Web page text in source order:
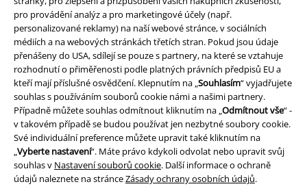
pro provádění analýz a pro marketingové účely (např.
personalizované reklamy) na naší webové stránce, v sociálních
médiích a na webových stránkách třetích stran. Pokud jsou údaje
přenášeny do USA, sdílejí se pouze s partnery, na které se vztahuje
rozhodnutí o přiměřenosti podle platných právních předpisů EU a
kteří mají příslušné osvědčení. Klepnutím na „Souhlasím“ vyjadřujete
souhlas s používáním souborů cookie námi a našimi partnery.
Případně můžete souhlas odmítnout kliknutím na „Odmítnout vše“ -
v takovém případě se budou používat jen nezbytné soubory cookie.
Své individuální preference můžete upravit také kliknutím na
„Vyberte nastavení“. Máte právo kdykoli odvolat nebo upravit svůj
souhlas v Nastavení souborů cookie. Další informace o ochraně
údajů naleznete na stránceZásady ochrany osobních údajů.
Právní informace
Podmínky
Prohlášení
Ochrana osobních údajů
Likvidace odpadu a ochrana životního prostředí
Prohlášení o shodě
Informace o přístupnosti